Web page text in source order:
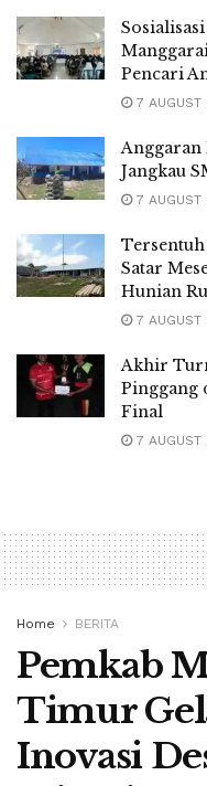
Pencari
7 AUGUST
Anggaran
Jangkau
7 AUGUST
Satar
Hunian
7 AUGUST
Akhir
Pinggang
Final
7 AUGUST
Home BERITA
Pemkab
Timur
Inovasi